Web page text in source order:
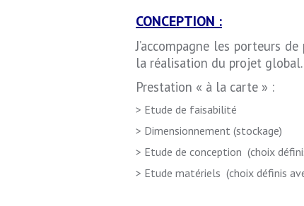
CONCEPTION :
J’accompagne les porteurs
la réalisation du projet global.
Prestation « à la carte » :
> Etude de faisabilité
> Dimensionnement (stockage)
> Etude de conception (choix
> Etude matériels (choix définis